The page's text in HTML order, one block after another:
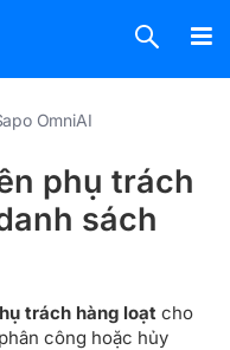
OmniAI
phụ trách
sách
trách hàng loạt cho
công hoặc hủy